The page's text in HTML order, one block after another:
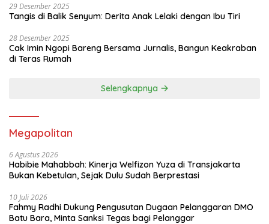
29 Desember 2025
Tangis di Balik Senyum: Derita Anak Lelaki dengan Ibu Tiri
28 Desember 2025
Cak Imin Ngopi Bareng Bersama Jurnalis, Bangun Keakraban
di Teras Rumah
Selengkapnya
Megapolitan
6 Agustus 2026
Habibie Mahabbah: Kinerja Welfizon Yuza di Transjakarta
Bukan Kebetulan, Sejak Dulu Sudah Berprestasi
10 Juli 2026
Fahmy Radhi Dukung Pengusutan Dugaan Pelanggaran DMO
Batu Bara, Minta Sanksi Tegas bagi Pelanggar